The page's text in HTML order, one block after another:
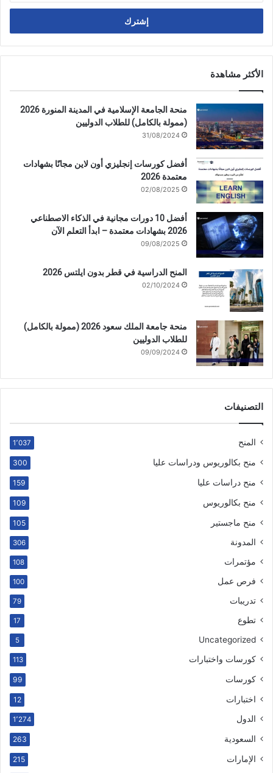
الإلكتروني
الأكثر مشاهدة
منحة الجامعة الإسلامية في المدينة المنورة 2026
(ممولة بالكامل) للطلاب الدوليين
31/08/2024
أفضل كورسات إنجليزي أون لاين مجانًا بشهادات
معتمدة 2026
02/08/2025
أفضل 10 دورات مجانية في الذكاء الاصطناعي
2026 بشهادات معتمدة – ابدأ التعلم الآن
09/08/2025
المنح الدراسية في قطر بدون ايلتس 2026
02/10/2024
منحة جامعة الملك سعود 2026 (ممولة بالكامل)
للطلاب الدوليين
09/09/2024
التصنيفات
المنح 1٬037
منح بكالوريوس ودراسات عليا 300
منح دراسات عليا 159
منح بكالوريوس 109
منح ماجستير 105
المدونة 306
مؤتمرات 108
فرص عمل 100
تدريبات 79
تطوع 17
Uncategorized
5
كورسات واختبارات 113
كورسات 99
اختبارات 12
الدول 1٬274
السعودية 263
الإمارات 215